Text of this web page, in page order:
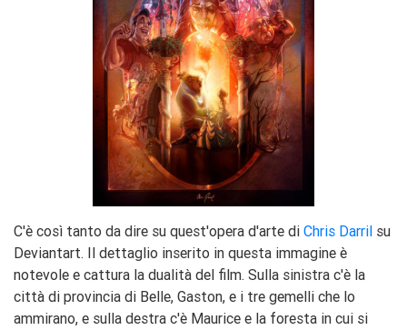
C'è così tanto da dire su quest'opera d'arte di Chris Darril su
Deviantart. Il dettaglio inserito in questa immagine è
notevole e cattura la dualità del film. Sulla sinistra c'è la
città di provincia di Belle, Gaston, e i tre gemelli che lo
ammirano, e sulla destra c'è Maurice e la foresta in cui si